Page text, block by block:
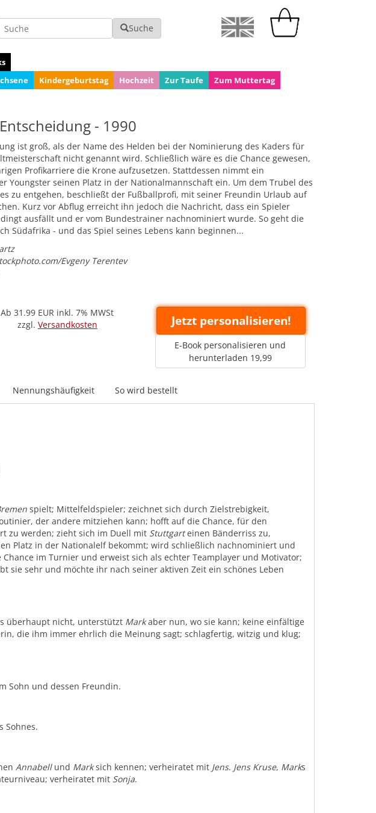
Suche
Kindergeburtstag Hochzeit Zur Taufe
Zum Muttertag
- 1990
ist groß, als der Name des Helden bei der Nominierung des Kaders für
nicht genannt wird. Schließlich wäre es die Chance gewesen,
Profikarriere die Krone aufzusetzen. Stattdessen nimmt ein
Youngster seinen Platz in der Nationalmannschaft ein. Um dem Trubel des
zu entgehen, beschließt der Fußballprofi, mit seiner Freundin Urlaub auf
Kurz vor Abflug erreicht ihn jedoch die Nachricht, dass ein Spieler
ausfällt und er vom Bundestrainer nachnominiert wurde. So geht die
Südafrika - und das Spiel seines Lebens kann beginnen...
Evgeny Terentev
Ab 31.99 EUR inkl. 7% MWSt
zzgl. Versandkosten Jetzt personalisieren!
E-Book personalisieren und
herunterladen 19,99
Nennungshäufigkeit So wird bestellt
spielt; Mittelfeldspieler; zeichnet sich durch Zielstrebigkeit,
der andere mitziehen kann; hofft auf die Chance, für den
zu werden; zieht sich im Duell mit Stuttgarteinen Bänderriss zu,
Platz in der Nationalelf bekommt; wird schließlich nachnominiert und
im Turnier und erweist sich als echter Teamplayer und Motivator;
sie sehr und möchte ihr nach seiner aktiven Zeit ein schönes Leben
überhaupt nicht, unterstützt Markaber nun, wo sie kann; keine einfältige
die ihm immer ehrlich die Meinung sagt; schlagfertig, witzig und klug;
Sohn und dessen Freundin.
Sohnes.
Annabellund Marksich kennen; verheiratet mit Jens. Jens Kruse, Marks
verheiratet mit Sonja.